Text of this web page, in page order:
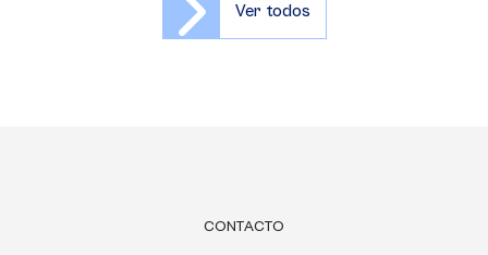
Ver todos
CONTACTO